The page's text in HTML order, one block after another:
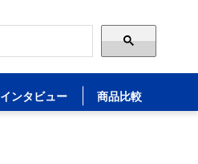
インタビュー 商品比較